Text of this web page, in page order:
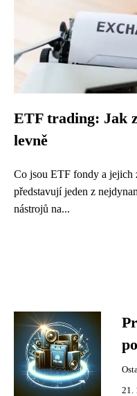
ETF trading: Jak
levně
Co jsou ETF fondy a
představují jeden z
nástrojů na...
21.